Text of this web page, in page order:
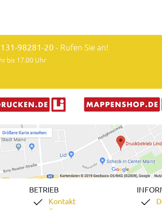
98281-20 - Rufen Sie an!
bis 17.00 Uhr
BETRIEB
Kontakt